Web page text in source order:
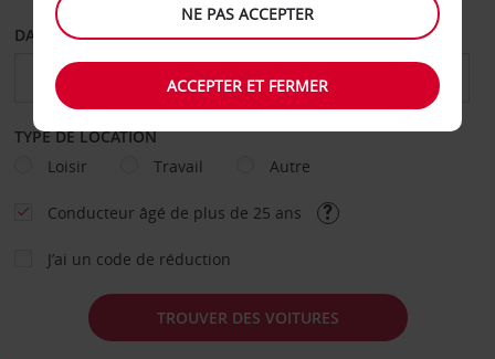
DATE DE DÉPART DATE DE RETOUR
TYPE DE LOCATION
Loisir
Travail Autre
Conducteur âgé de plus de 25 ans
J’ai un code de réduction
TROUVER DES VOITURES
NE PAS ACCEPTER
ACCEPTER ET FERMER